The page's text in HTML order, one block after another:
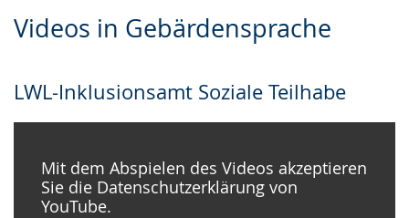
Videos in Gebärdensprache
LWL-Inklusionsamt Soziale Teilhabe
Mit dem Abspielen des Videos akzeptieren
Sie die Datenschutzerklärung von
YouTube.